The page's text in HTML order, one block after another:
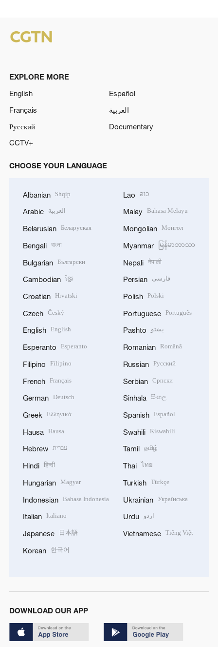
EXPLORE MORE
English
Español
Français
العربية
Русский
Documentary
CCTV+
CHOOSE YOUR LANGUAGE
Albanian Shqip
Arabic العربية
Belarusian Беларуская
Bengali বাংলা
Bulgarian Български
Cambodian ខ្មែរ
Croatian Hrvatski
Czech Český
English English
Esperanto Esperanto
Filipino Filipino
French Français
German Deutsch
Greek Ελληνικά
Hausa Hausa
Hebrew עברית
Hindi हिन्दी
Hungarian Magyar
Indonesian Bahasa Indonesia
Italian Italiano
Japanese 日本語
Korean 한국어
Lao ລາວ
Malay Bahasa Melayu
Mongolian Монгол
Myanmar မြန်မာဘာသာ
Nepali नेपाली
Persian فارسی
Polish Polski
Portuguese Português
Pashto پښتو
Romanian Română
Russian Русский
Serbian Српски
Sinhala සිංහල
Spanish Español
Swahili Kiswahili
Tamil தமிழ்
Thai ไทย
Turkish Türkçe
Ukrainian Українська
Urdu اردو
Vietnamese Tiếng Việt
DOWNLOAD OUR APP